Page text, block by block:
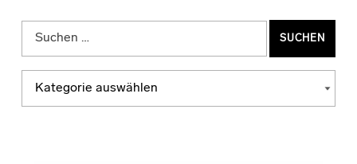
Suchen nach:
KATEGORIEN
Kategorien